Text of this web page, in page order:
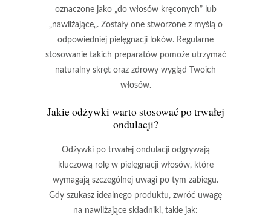
oznaczone jako „do włosów kręconych” lub
„nawilżające„. Zostały one stworzone z myślą o
odpowiedniej pielęgnacji loków. Regularne
stosowanietakich preparatów pomoże utrzymać
naturalny skręt oraz zdrowy wygląd Twoich
włosów.
Jakie odżywki warto stosować po trwałej
ondulacji?
Odżywki po trwałej ondulacjiodgrywają
kluczową rolę w pielęgnacji włosów, które
wymagają szczególnej uwagi po tym zabiegu.
Gdy szukasz idealnego produktu, zwróć uwagę
na nawilżające składniki, takie jak: